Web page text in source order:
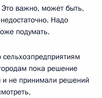
важно, может быть,
Надо
подумать.
пока решение
и не принимали решений